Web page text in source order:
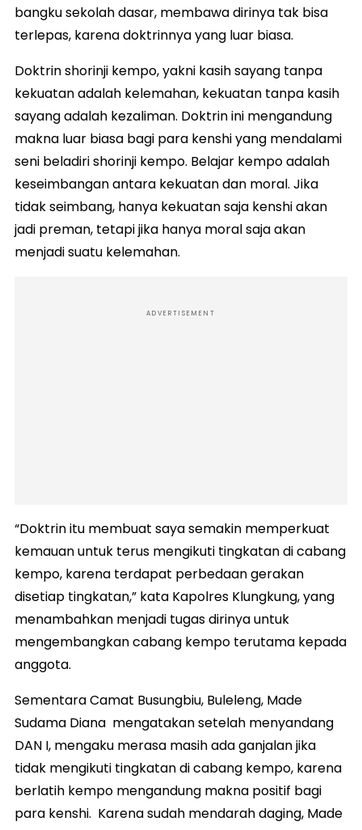
bangku sekolah dasar, membawa dirinya tak bisa
terlepas, karena doktrinnya yang luar biasa.
Doktrin shorinji kempo, yakni kasih sayang tanpa
kekuatan adalah kelemahan, kekuatan tanpa kasih
sayang adalah kezaliman. Doktrin ini mengandung
makna luar biasa bagi para kenshi yang mendalami
seni beladiri shorinji kempo. Belajar kempo adalah
keseimbangan antara kekuatan dan moral. Jika
tidak seimbang, hanya kekuatan saja kenshi akan
jadi preman, tetapi jika hanya moral saja akan
menjadi suatu kelemahan.
ADVERTISEMENT
“Doktrin itu membuat saya semakin memperkuat
kemauan untuk terus mengikuti tingkatan di cabang
kempo, karena terdapat perbedaan gerakan
disetiap tingkatan,” kata Kapolres Klungkung, yang
menambahkan menjadi tugas dirinya untuk
mengembangkan cabang kempo terutama kepada
anggota.
Sementara Camat Busungbiu, Buleleng, Made
Sudama Diana mengatakan setelah menyandang
DAN I, mengaku merasa masih ada ganjalan jika
tidak mengikuti tingkatan di cabang kempo, karena
berlatih kempo mengandung makna positif bagi
para kenshi. Karena sudah mendarah daging, Made